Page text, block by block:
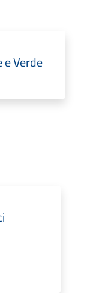
Verde